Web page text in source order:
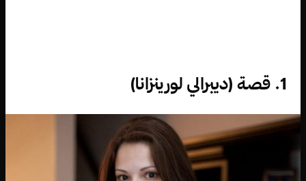
1. قصة (ديبرالي لورينزانا)